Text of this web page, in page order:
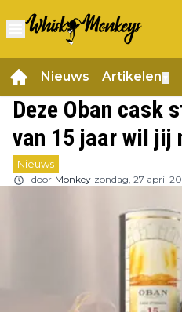
Nieuws Artikelen
Deze Oban cask
van 15 jaar wil jij
Nieuws
door Monkey zondag, 27 april